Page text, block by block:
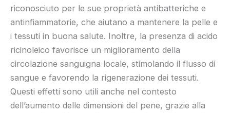
riconosciuto per le sue proprietà antibatteriche e
antinfiammatorie, che aiutano a mantenere la pelle e
i tessuti in buona salute. Inoltre, la presenza di acido
ricinoleico favorisce un miglioramento della
circolazione sanguigna locale, stimolando il flusso di
sangue e favorendo la rigenerazione dei tessuti.
Questi effetti sono utili anche nel contesto
dell’aumento delle dimensioni del pene, grazie alla